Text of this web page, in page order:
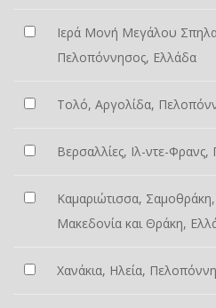
Ιερά Μονή Μεγάλου
Πελοπόννησος, Ελλάδα
Τολό, Αργολίδα,
Βερσαλλίες, Ιλ-ντε-Φρανς,
Καμαριώτισσα,
Μακεδονία και Θράκη,
Χανάκια, Ηλεία,